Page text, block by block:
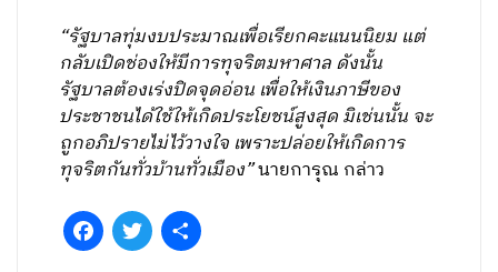
“รัฐบาลทุ่มงบประมาณเพื่อเรียกคะแนนนิยม แต่
กลับเปิดช่องให้มีการทุจริตมหาศาล ดังนั้น
รัฐบาลต้องเร่งปิดจุดอ่อน เพื่อให้เงินภาษีของ
ประชาชนได้ใช้ให้เกิดประโยชน์สูงสุด มิเช่นนั้น จะ
ถูกอภิปรายไม่ไว้วางใจ เพราะปล่อยให้เกิดการ
ทุจริตกันทั่วบ้านทั่วเมือง”นายการุณ กล่าว
FacebookTwitter